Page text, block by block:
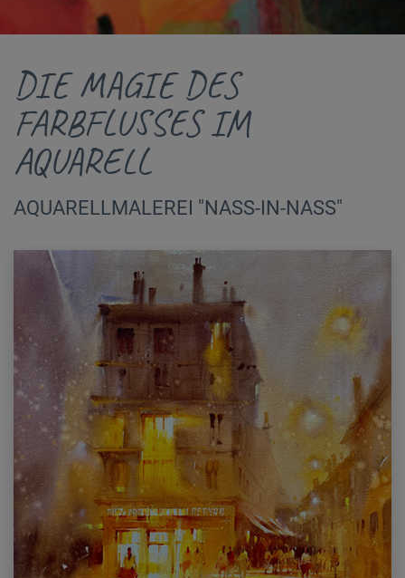
DIE MAGIE DES
FARBFLUSSES IM
AQUARELL
AQUARELLMALEREI "NASS-IN-NASS"